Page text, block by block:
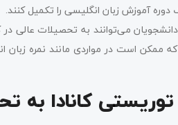
آموزش زبان انگلیسی را تکمیل کنند.
می‌توانند به تحصیلات عالی
که ممکن است در مواردی مانند نمره
توریستی کانادا به